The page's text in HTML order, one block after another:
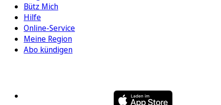
Bütz Mich
Hilfe
Online-Service
Meine Region
Abo kündigen